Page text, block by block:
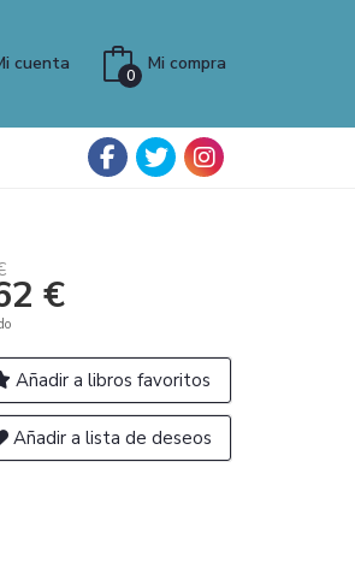
cuenta Mi compra
0
€
Añadir a libros favoritos
Añadir a lista de deseos